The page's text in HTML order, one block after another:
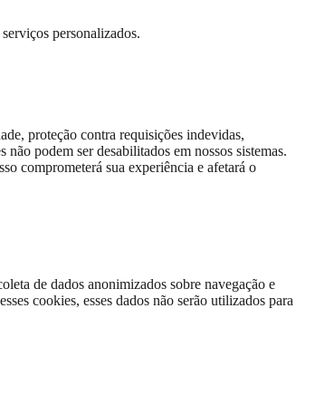
personalizados.
proteção contra requisições indevidas,
podem ser desabilitados em nossos sistemas.
comprometerá sua experiência e afetará o
de dados anonimizados sobre navegação e
cookies, esses dados não serão utilizados para